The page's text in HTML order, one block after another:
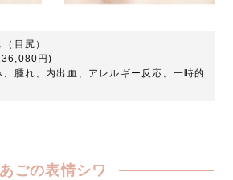
目尻）
円)
腫れ、内出血、アレルギー反応、一時的
あごの表情シワ